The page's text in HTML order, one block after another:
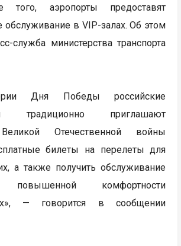
аэропорты предоставят
обслуживание в VIP-залах. Об этом
служба министерства транспорта
Дня Победы российские
традиционно приглашают
Отечественной войны
билеты на перелеты для
а также получить обслуживание
комфортности
— говорится в сообщении